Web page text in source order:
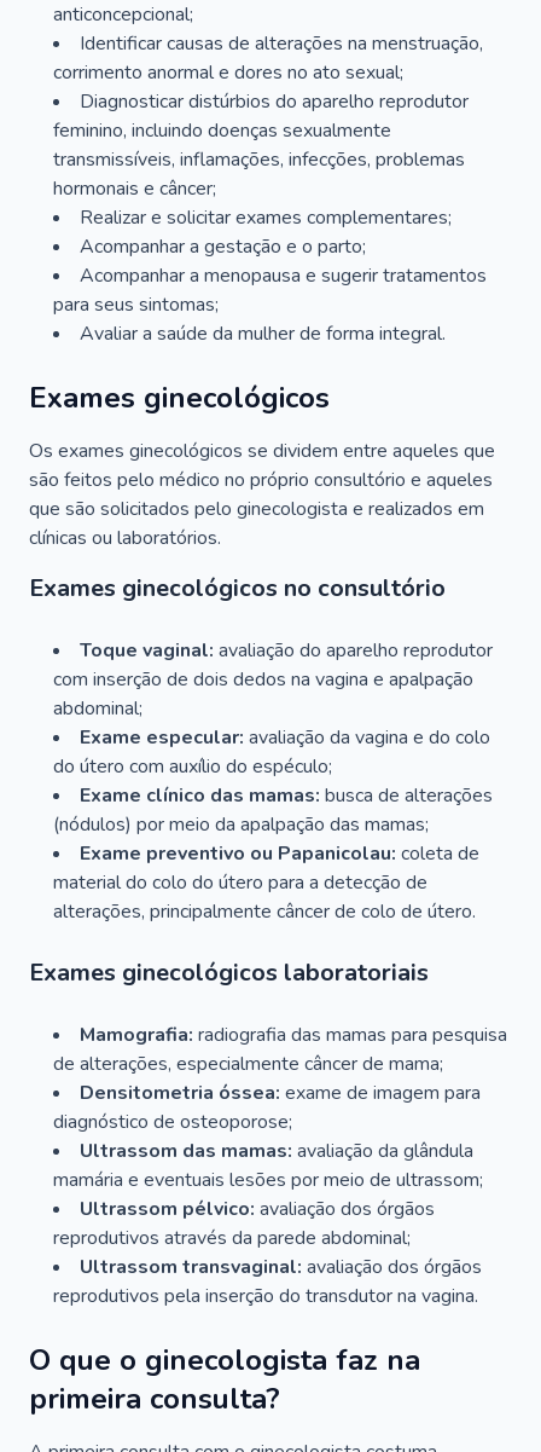
anticoncepcional;
Identificar causas de alterações na menstruação,
corrimento anormal e dores no ato sexual;
Diagnosticar distúrbios do aparelho reprodutor
feminino, incluindo doenças sexualmente
transmissíveis, inflamações, infecções, problemas
hormonais e câncer;
Realizar e solicitar exames complementares;
Acompanhar a gestação e o parto;
Acompanhar a menopausa e sugerir tratamentos
para seus sintomas;
Avaliar a saúde da mulher de forma integral.
Exames ginecológicos
Os exames ginecológicos se dividem entre aqueles que
são feitos pelo médico no próprio consultório e aqueles
que são solicitados pelo ginecologista e realizados em
clínicas ou laboratórios.
Exames ginecológicos no consultório
Toque vaginal: avaliação do aparelho reprodutor
com inserção de dois dedos na vagina e apalpação
abdominal;
Exame especular: avaliação da vagina e do colo
do útero com auxílio do espéculo;
Exame clínico das mamas: busca de alterações
(nódulos) por meio da apalpação das mamas;
Exame preventivo ou Papanicolau: coleta de
material do colo do útero para a detecção de
alterações, principalmente câncer de colo de útero.
Exames ginecológicos laboratoriais
Mamografia: radiografia das mamas para pesquisa
de alterações, especialmente câncer de mama;
Densitometria óssea: exame de imagem para
diagnóstico de osteoporose;
Ultrassom das mamas: avaliação da glândula
mamária e eventuais lesões por meio de ultrassom;
Ultrassom pélvico: avaliação dos órgãos
reprodutivos através da parede abdominal;
Ultrassom transvaginal: avaliação dos órgãos
reprodutivos pela inserção do transdutor na vagina.
O que o ginecologista faz na
primeira consulta?